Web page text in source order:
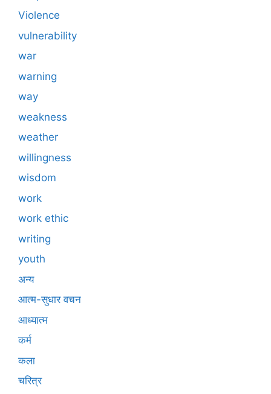
Violence
vulnerability
war
warning
way
weakness
weather
willingness
wisdom
work
work ethic
writing
youth
अन्य
आत्म-सुधार वचन
आध्यात्म
कर्म
कला
चरित्र